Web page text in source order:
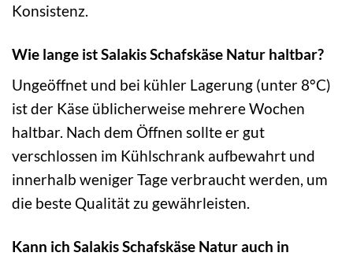
Konsistenz.
Wie lange ist Salakis Schafskäse Natur haltbar?
Ungeöffnet und bei kühler Lagerung (unter 8°C)
ist der Käse üblicherweise mehrere Wochen
haltbar. Nach dem Öffnen sollte er gut
verschlossen im Kühlschrank aufbewahrt und
innerhalb weniger Tage verbraucht werden, um
die beste Qualität zu gewährleisten.
Kann ich Salakis Schafskäse Natur auch in